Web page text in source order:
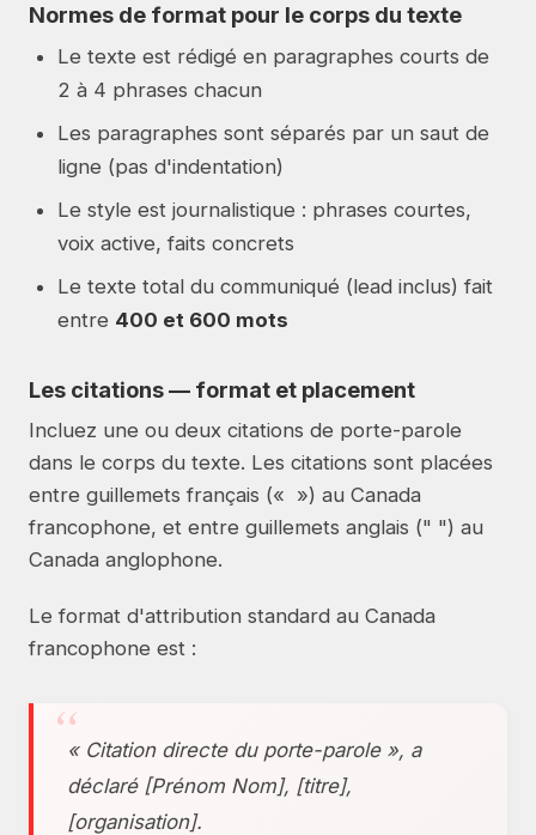
Normes de format pour le corps du texte
Le texte est rédigé en paragraphes courts de
2 à 4 phrases chacun
Les paragraphes sont séparés par un saut de
ligne (pas d'indentation)
Le style est journalistique : phrases courtes,
voix active, faits concrets
Le texte total du communiqué (lead inclus) fait
entre 400 et 600 mots
Les citations — format et placement
Incluez une ou deux citations de porte-parole
dans le corps du texte. Les citations sont placées
entre guillemets français (« ») au Canada
francophone, et entre guillemets anglais (" ") au
Canada anglophone.
Le format d'attribution standard au Canada
francophone est :
« Citation directe du porte-parole », a
déclaré [Prénom Nom], [titre],
[organisation].